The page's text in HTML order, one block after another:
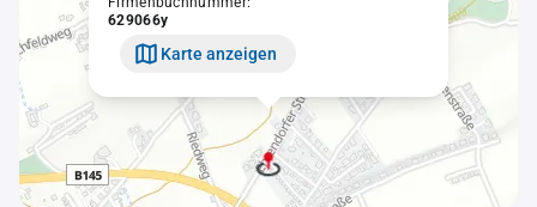
629066y
Karte anzeigen